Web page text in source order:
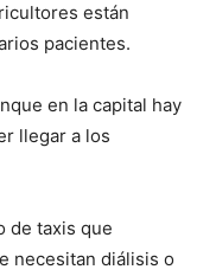
están
pacientes.
en la capital hay
llegar a los
de taxis que
necesitan diálisis o